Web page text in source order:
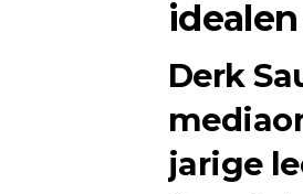
Derk
jarige